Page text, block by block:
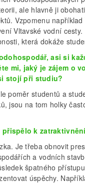
ale hlavně ji
Vzpomenu
Vltavské vodní
která dokáže
asi si
mi, jaký je zájem o
stojí při studiu?
poměr studentů a
jsou na tom holky
přispělo k
Je třeba obnovit
a vodních
špatného
úspěchy.